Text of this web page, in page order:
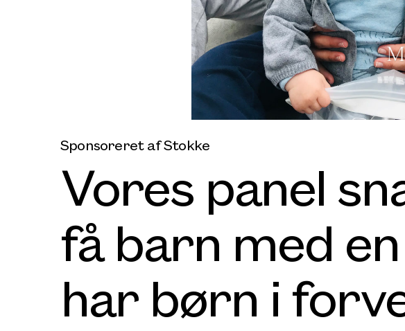
Sponsoreret af Stokke
Vores panel
få barn med
har børn i